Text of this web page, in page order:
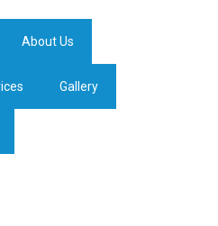
About Us
Gallery